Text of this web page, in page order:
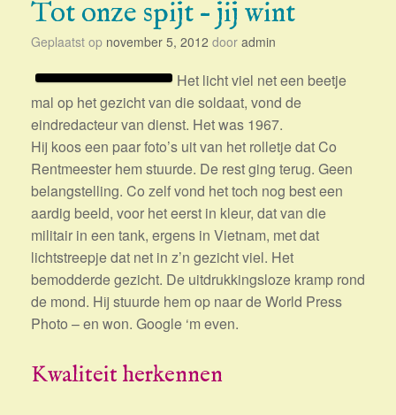
Tot onze spijt – jij wint
Geplaatst op november 5, 2012 door admin
Het licht viel net een beetje
mal op het gezicht van die soldaat, vond de
eindredacteur van dienst. Het was 1967.
Hij koos een paar foto’s uit van het rolletje dat Co
Rentmeester hem stuurde. De rest ging terug. Geen
belangstelling. Co zelf vond het toch nog best een
aardig beeld, voor het eerst in kleur, dat van die
militair in een tank, ergens in Vietnam, met dat
lichtstreepje dat net in z’n gezicht viel. Het
bemodderde gezicht. De uitdrukkingsloze kramp rond
de mond. Hij stuurde hem op naar de World Press
Photo – en won. Google ‘m even.
Kwaliteit herkennen